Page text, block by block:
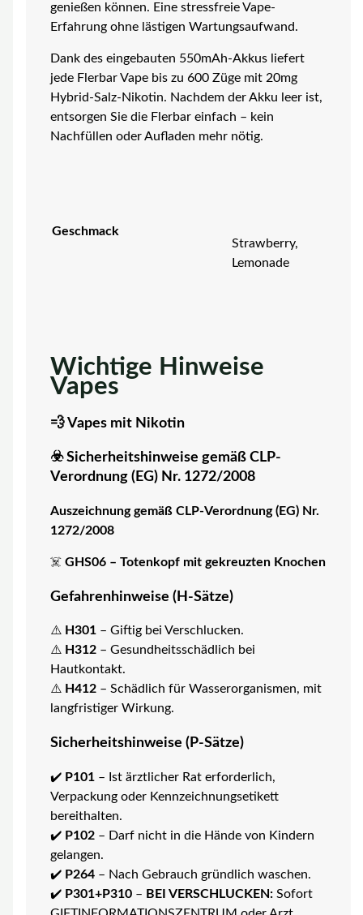
genießen können. Eine stressfreie Vape-
Erfahrung ohne lästigen Wartungsaufwand.
Dank des eingebauten 550mAh-Akkus liefert
jede Flerbar Vape bis zu 600 Züge mit 20mg
Hybrid-Salz-Nikotin. Nachdem der Akku leer ist,
entsorgen Sie die Flerbar einfach – kein
Nachfüllen oder Aufladen mehr nötig.
Geschmack
Strawberry,
Lemonade
Wichtige Hinweise
Vapes
💨 Vapes mit Nikotin
☣️ Sicherheitshinweise gemäß CLP-
Verordnung (EG) Nr. 1272/2008
Auszeichnung gemäß CLP-Verordnung (EG) Nr.
1272/2008
☠️ GHS06 – Totenkopf mit gekreuzten Knochen
Gefahrenhinweise (H-Sätze)
⚠️ H301– Giftig bei Verschlucken.
⚠️ H312– Gesundheitsschädlich bei
Hautkontakt.
⚠️ H412– Schädlich für Wasserorganismen, mit
langfristiger Wirkung.
Sicherheitshinweise (P-Sätze)
✔️ P101– Ist ärztlicher Rat erforderlich,
Verpackung oder Kennzeichnungsetikett
bereithalten.
✔️ P102– Darf nicht in die Hände von Kindern
gelangen.
✔️ P264– Nach Gebrauch gründlich waschen.
✔️ P301+P310– BEI VERSCHLUCKEN:Sofort